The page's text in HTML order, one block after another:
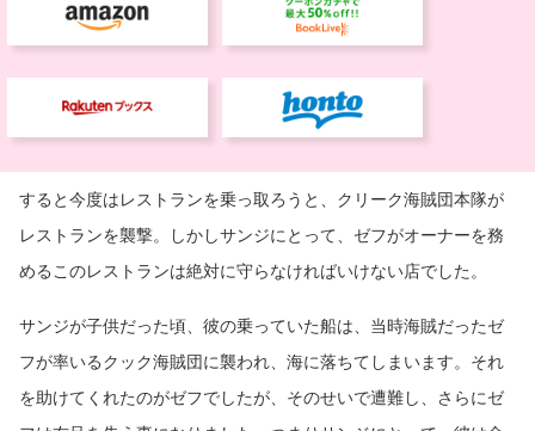
すると今度はレストランを乗っ取ろうと、クリーク海賊団本隊が
レストランを襲撃。しかしサンジにとって、ゼフがオーナーを務
めるこのレストランは絶対に守らなければいけない店でした。
サンジが子供だった頃、彼の乗っていた船は、当時海賊だったゼ
フが率いるクック海賊団に襲われ、海に落ちてしまいます。それ
を助けてくれたのがゼフでしたが、そのせいで遭難し、さらにゼ